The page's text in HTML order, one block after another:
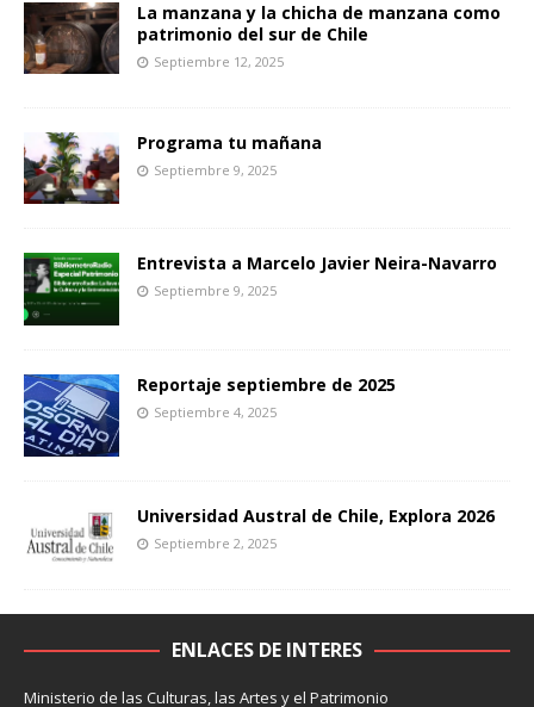
La manzana y la chicha de manzana como
patrimonio del sur de Chile
Septiembre 12, 2025
Programa tu mañana
Septiembre 9, 2025
Entrevista a Marcelo Javier Neira-Navarro
Septiembre 9, 2025
Reportaje septiembre de 2025
Septiembre 4, 2025
Universidad Austral de Chile, Explora 2026
Septiembre 2, 2025
ENLACES DE INTERES
Ministerio de las Culturas, las Artes y el Patrimonio